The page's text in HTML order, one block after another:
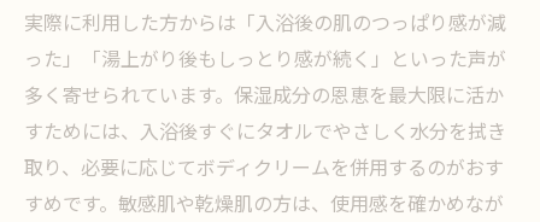
実際に利用した方からは「入浴後の肌のつっぱり感が減
った」「湯上がり後もしっとり感が続く」といった声が
多く寄せられています。保湿成分の恩恵を最大限に活か
すためには、入浴後すぐにタオルでやさしく水分を拭き
取り、必要に応じてボディクリームを併用するのがおす
すめです。敏感肌や乾燥肌の方は、使用感を確かめなが